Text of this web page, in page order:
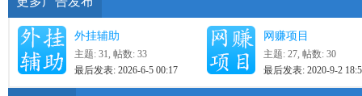
外挂辅助
主题: 31, 帖数: 33
最后发表: 2026-6-5 00:17
网赚项目
主题: 27, 帖数: 30
最后发表: 2020-9-2